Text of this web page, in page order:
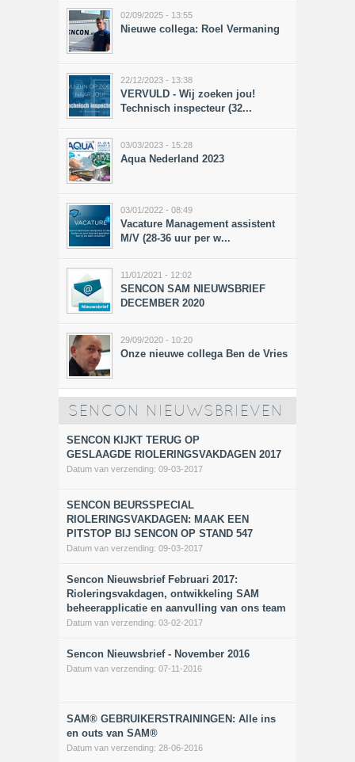
02/09/2025 - 13:55
Nieuwe collega: Roel Vermaning
22/12/2023 - 13:38
VERVULD - Wij zoeken jou!
Technisch inspecteur (32...
03/03/2023 - 15:28
Aqua Nederland 2023
03/01/2022 - 08:49
Vacature Management assistent
M/V (28-36 uur per w...
11/01/2021 - 12:02
SENCON SAM NIEUWSBRIEF
DECEMBER 2020
29/09/2020 - 10:20
Onze nieuwe collega Ben de Vries
SENCON NIEUWSBRIEVEN
SENCON KIJKT TERUG OP
GESLAAGDE RIOLERINGSVAKDAGEN 2017
Datum van verzending: 09-03-2017
SENCON BEURSSPECIAL
RIOLERINGSVAKDAGEN: MAAK EEN
PITSTOP BIJ SENCON OP STAND 547
Datum van verzending: 09-03-2017
Sencon Nieuwsbrief Februari 2017:
Rioleringsvakdagen, ontwikkeling SAM
beheerapplicatie en aanvulling van ons team
Datum van verzending: 03-02-2017
Sencon Nieuwsbrief - November 2016
Datum van verzending: 07-11-2016
SAM® GEBRUIKERSTRAININGEN: Alle ins
en outs van SAM®
Datum van verzending: 28-06-2016